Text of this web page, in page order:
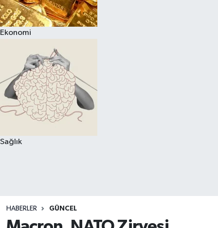
Ekonomi
Sağlık
HABERLER GÜNCEL